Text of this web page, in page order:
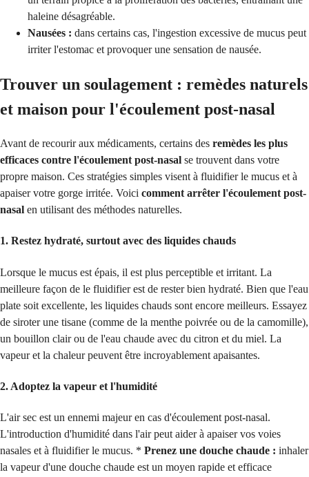
haleine désagréable.
Nausées : dans certains cas, l'ingestion excessive de mucus peut
irriter l'estomac et provoquer une sensation de nausée.
Trouver un soulagement : remèdes naturels
et maison pour l'écoulement post-nasal
Avant de recourir aux médicaments, certains des remèdes les plus
efficaces contre l'écoulement post-nasal se trouvent dans votre
propre maison. Ces stratégies simples visent à fluidifier le mucus et à
apaiser votre gorge irritée. Voici comment arrêter l'écoulement post-
nasal en utilisant des méthodes naturelles.
1. Restez hydraté, surtout avec des liquides chauds
Lorsque le mucus est épais, il est plus perceptible et irritant. La
meilleure façon de le fluidifier est de rester bien hydraté. Bien que l'eau
plate soit excellente, les liquides chauds sont encore meilleurs. Essayez
de siroter une tisane (comme de la menthe poivrée ou de la camomille),
un bouillon clair ou de l'eau chaude avec du citron et du miel. La
vapeur et la chaleur peuvent être incroyablement apaisantes.
2. Adoptez la vapeur et l'humidité
L'air sec est un ennemi majeur en cas d'écoulement post-nasal.
L'introduction d'humidité dans l'air peut aider à apaiser vos voies
nasales et à fluidifier le mucus. * Prenez une douche chaude : inhaler
la vapeur d'une douche chaude est un moyen rapide et efficace